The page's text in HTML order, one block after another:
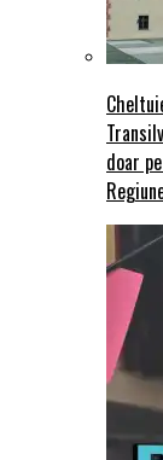
doar